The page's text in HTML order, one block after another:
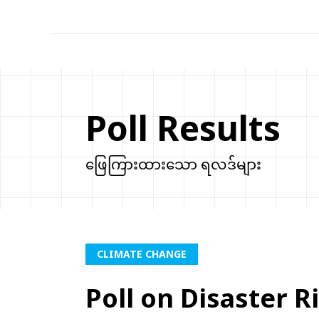
Poll Results
ဖြေကြားထားသော ရလဒ်များ
CLIMATE CHANGE
Poll on Disaster